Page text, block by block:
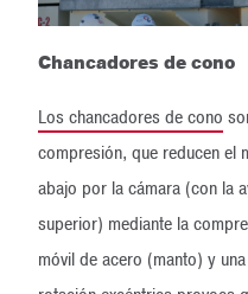
Chancadores de cono
Los chancadores de cono
compresión, que reducen el
abajo por la cámara (con la
superior) mediante la
móvil de acero (manto) y